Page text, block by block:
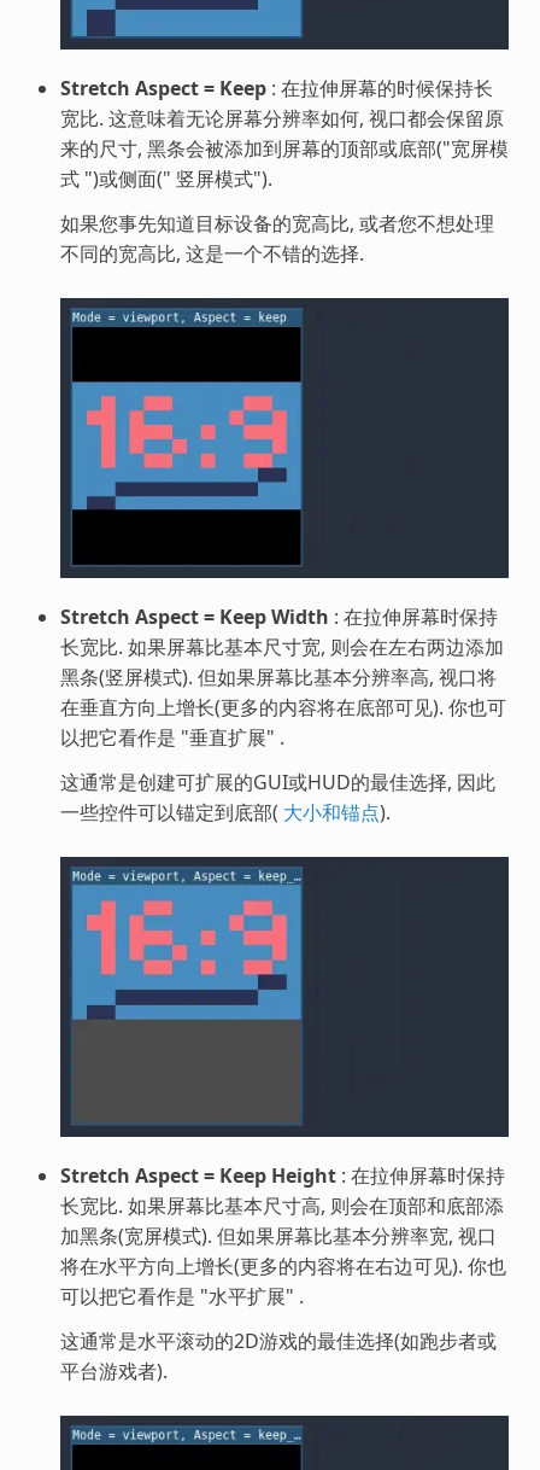
Stretch Aspect = Keep: 在拉伸屏幕的时候保持长
宽比. 这意味着无论屏幕分辨率如何, 视口都会保留原
来的尺寸, 黑条会被添加到屏幕的顶部或底部("宽屏模
式 ")或侧面(" 竖屏模式").
如果您事先知道目标设备的宽高比, 或者您不想处理
不同的宽高比, 这是一个不错的选择.
Stretch Aspect = Keep Width : 在拉伸屏幕时保持
长宽比. 如果屏幕比基本尺寸宽, 则会在左右两边添加
黑条(竖屏模式). 但如果屏幕比基本分辨率高, 视口将
在垂直方向上增长(更多的内容将在底部可见). 你也可
以把它看作是 "垂直扩展" .
这通常是创建可扩展的GUI或HUD的最佳选择, 因此
一些控件可以锚定到底部( 大小和锚点).
Stretch Aspect = Keep Height: 在拉伸屏幕时保持
长宽比. 如果屏幕比基本尺寸高, 则会在顶部和底部添
加黑条(宽屏模式). 但如果屏幕比基本分辨率宽, 视口
将在水平方向上增长(更多的内容将在右边可见). 你也
可以把它看作是 "水平扩展" .
这通常是水平滚动的2D游戏的最佳选择(如跑步者或
平台游戏者).